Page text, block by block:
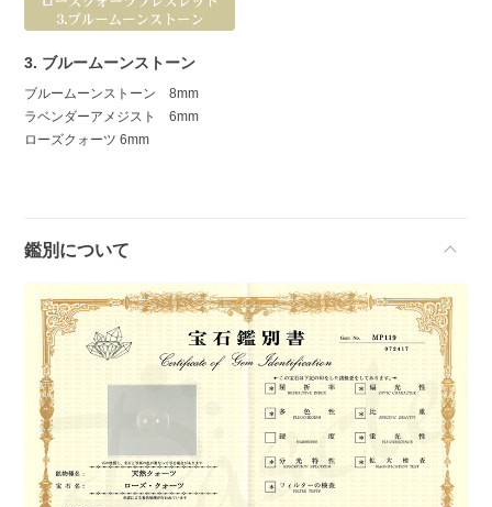
3. ブルームーンストーン
ブルームーンストーン 8mm
ラベンダーアメジスト 6mm
ローズクォーツ 6mm
鑑別について